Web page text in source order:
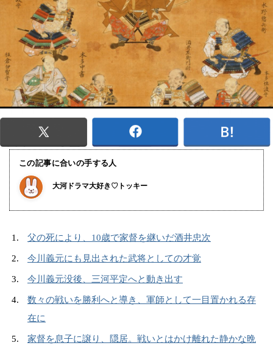
この記事に合いの手する人
大河ドラマ大好き♡トッキー
父の死により、10歳で家督を継いだ酒井忠次
今川義元にも見出された武将としての才覚
今川義元没後、三河平定へと動き出す
数々の戦いを勝利へと導き、軍師として一目置かれる存
在に
家督を息子に譲り、隠居。戦いとはかけ離れた静かな晩